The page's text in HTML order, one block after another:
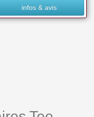
infos & avis